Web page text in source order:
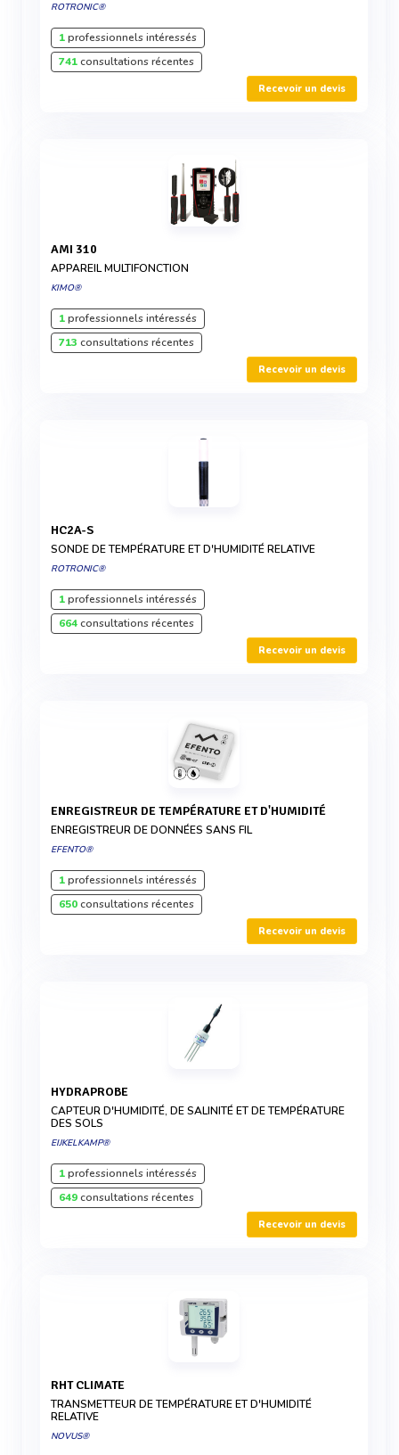
ROTRONIC®
1professionnels intéressés
741consultations récentes
Recevoir un devis
AMI 310
APPAREIL MULTIFONCTION
KIMO®
1professionnels intéressés
713 consultations récentes
Recevoir un devis
HC2A-S
SONDE DE TEMPÉRATURE ET D'HUMIDITÉ RELATIVE
ROTRONIC®
1professionnels intéressés
664consultations récentes
Recevoir un devis
ENREGISTREUR DE TEMPÉRATURE ET D'HUMIDITÉ
ENREGISTREUR DE DONNÉES SANS FIL
EFENTO®
1professionnels intéressés
650consultations récentes
Recevoir un devis
HYDRAPROBE
CAPTEUR D'HUMIDITÉ, DE SALINITÉ ET DE TEMPÉRATURE
DES SOLS
EIJKELKAMP®
1professionnels intéressés
649consultations récentes
Recevoir un devis
RHT CLIMATE
TRANSMETTEUR DE TEMPÉRATURE ET D'HUMIDITÉ
RELATIVE
NOVUS®